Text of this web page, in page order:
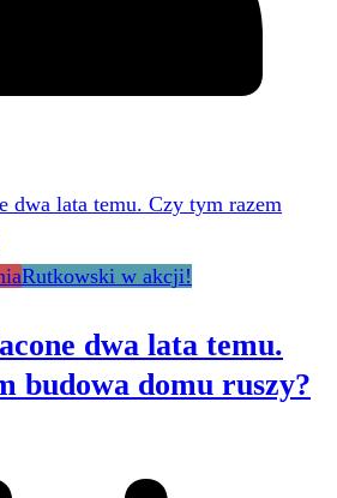
Rutkowski w akcji!
dwa lata temu.
budowa domu ruszy?